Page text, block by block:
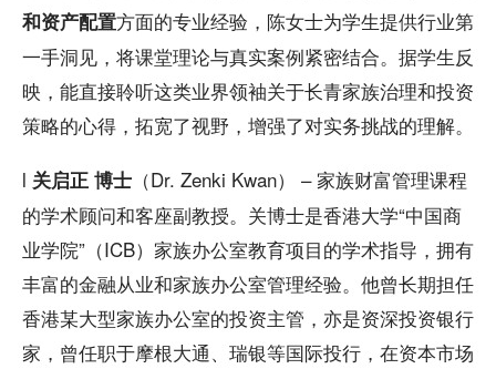
和资产配置方面的专业经验，陈女士为学生提供行业第
一手洞见，将课堂理论与真实案例紧密结合。据学生反
映，能直接聆听这类业界领袖关于长青家族治理和投资
策略的心得，拓宽了视野，增强了对实务挑战的理解。
l 关启正 博士 （Dr. Zenki Kwan） – 家族财富管理课程
的学术顾问和客座副教授。关博士是香港大学“中国商
业学院”（ICB）家族办公室教育项目的学术指导，拥有
丰富的金融从业和家族办公室管理经验。他曾长期担任
香港某大型家族办公室的投资主管，亦是资深投资银行
家，曾任职于摩根大通、瑞银等国际投行，在资本市场